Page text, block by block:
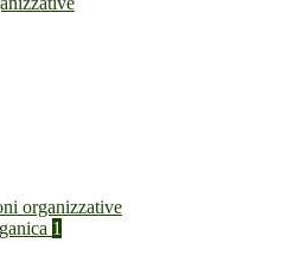
organizzative
1